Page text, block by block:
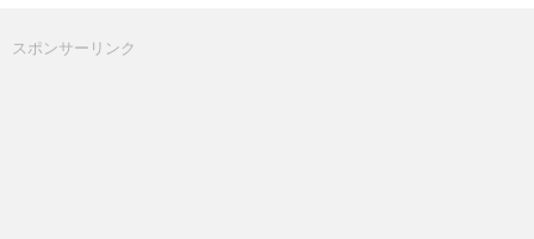
スポンサーリンク